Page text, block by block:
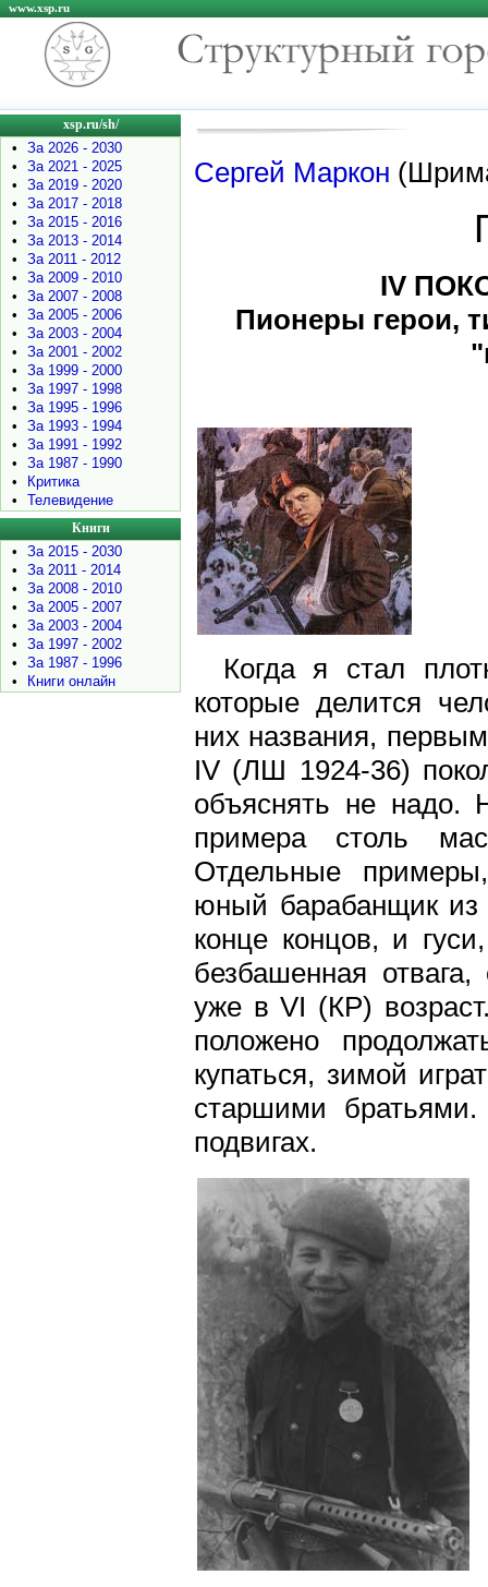
www.xsp.ru
xsp.ru/sh/
•
За 2026 - 2030
•
За 2021 - 2025
•
За 2019 - 2020
•
За 2017 - 2018
•
За 2015 - 2016
•
За 2013 - 2014
•
За 2011 - 2012
•
За 2009 - 2010
•
За 2007 - 2008
•
За 2005 - 2006
•
За 2003 - 2004
•
За 2001 - 2002
•
За 1999 - 2000
•
За 1997 - 1998
•
За 1995 - 1996
•
За 1993 - 1994
•
За 1991 - 1992
•
За 1987 - 1990
•
Критика
•
Телевидение
Книги
•
За 2015 - 2030
•
За 2011 - 2014
•
За 2008 - 2010
•
За 2005 - 2007
•
За 2003 - 2004
•
За 1997 - 2002
•
За 1987 - 1996
•
Книги онлайн
Сергей Маркон
IV
Пионеры герои,
Когда я стал
которые делится
них названия,
IV (ЛШ 1924-36)
объяснять не надо.
примера столь
Отдельные
юный барабанщик из
конце концов, и
безбашенная
уже в VI (КР)
положено
купаться, зимой
старшими
подвигах.